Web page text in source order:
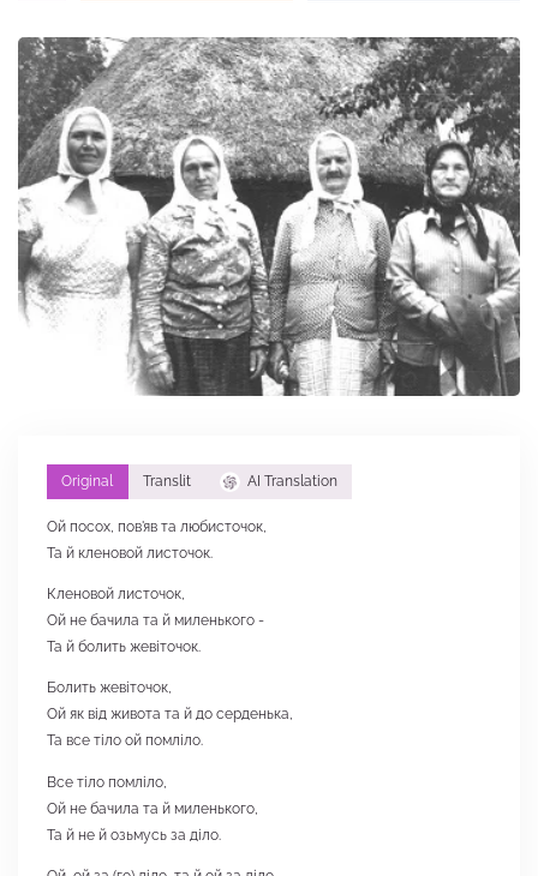
Original Translit AI Translation
Ой посох, пов'яв та любисточок,
Та й кленовой листочок.
Кленовой листочок,
Ой не бачила та й миленького -
Та й болить жевіточок.
Болить жевіточок,
Ой як від живота та й до серденька,
Та все тіло ой помліло.
Все тіло помліло,
Ой не бачила та й миленького,
Та й не й озьмусь за діло.